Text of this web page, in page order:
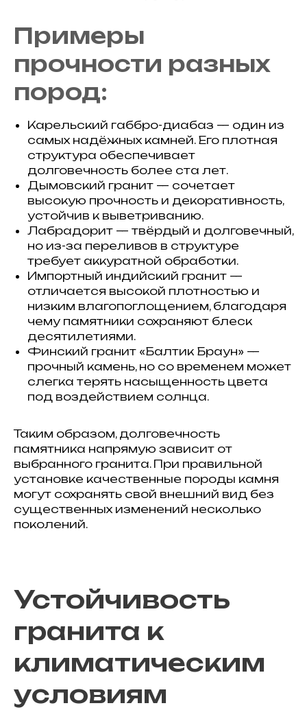
Примеры
прочности разных
пород:
Карельский габбро-диабаз — один из
самых надёжных камней. Его плотная
структура обеспечивает
долговечность более ста лет.
Дымовский гранит — сочетает
высокую прочность и декоративность,
устойчив к выветриванию.
Лабрадорит — твёрдый и долговечный,
но из-за переливов в структуре
требует аккуратной обработки.
Импортный индийский гранит —
отличается высокой плотностью и
низким влагопоглощением, благодаря
чему памятники сохраняют блеск
десятилетиями.
Финский гранит «Балтик Браун» —
прочный камень, но со временем может
слегка терять насыщенность цвета
под воздействием солнца.
Таким образом, долговечность
памятника напрямую зависит от
выбранного гранита. При правильной
установке качественные породы камня
могут сохранять свой внешний вид без
существенных изменений несколько
поколений.
Устойчивость
гранита к
климатическим
условиям